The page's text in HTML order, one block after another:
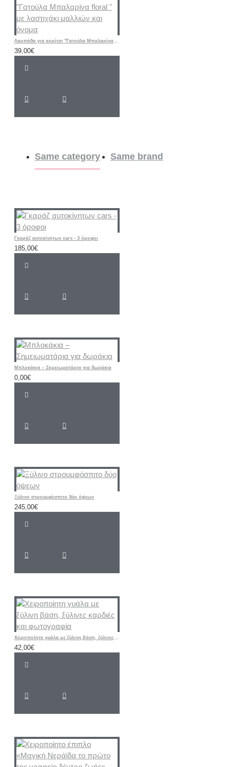
Λαμπάδα για κορίτσι "Γατούλα Μπαλαρίνα floral " με λαστιχάκι μαλλιών και όνομα
39,00€
Same category Same brand
Γκαράζ αυτοκίνητων cars - 3 όροφοι
185,00€
Μπλοκάκια – Σημειωματάρια για δωράκια
0,00€
Ξύλινο στρουμφόσπιτο δύο όψεων
245,00€
Χειροποίητη γυάλα με ξύλινη βάση, ξύλινες καρδιές και φωτογραφία
42,00€